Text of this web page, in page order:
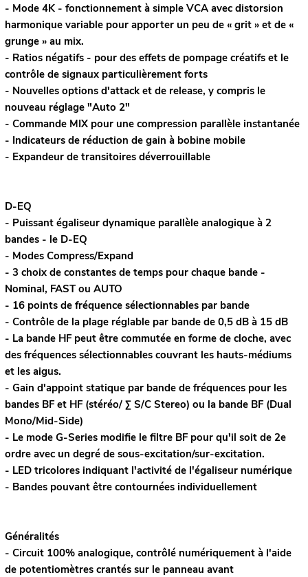
- Mode 4K - fonctionnement à simple VCA avec distorsion
harmonique variable pour apporter un peu de « grit » et de «
grunge » au mix.
- Ratios négatifs - pour des effets de pompage créatifs et le
contrôle de signaux particulièrement forts
- Nouvelles options d'attack et de release, y compris le
nouveau réglage "Auto 2"
- Commande MIX pour une compression parallèle instantanée
- Indicateurs de réduction de gain à bobine mobile
- Expandeur de transitoires déverrouillable
D-EQ
- Puissant égaliseur dynamique parallèle analogique à 2
bandes - le D-EQ
- Modes Compress/Expand
- 3 choix de constantes de temps pour chaque bande -
Nominal, FAST ou AUTO
- 16 points de fréquence sélectionnables par bande
- Contrôle de la plage réglable par bande de 0,5 dB à 15 dB
- La bande HF peut être commutée en forme de cloche, avec
des fréquences sélectionnables couvrant les hauts-médiums
et les aigus.
- Gain d'appoint statique par bande de fréquences pour les
bandes BF et HF (stéréo/ Σ S/C Stereo) ou la bande BF (Dual
Mono/Mid-Side)
- Le mode G-Series modifie le filtre BF pour qu'il soit de 2e
ordre avec un degré de sous-excitation/sur-excitation.
- LED tricolores indiquant l'activité de l'égaliseur numérique
- Bandes pouvant être contournées individuellement
Généralités
- Circuit 100% analogique, contrôlé numériquement à l'aide
de potentiomètres crantés sur le panneau avant